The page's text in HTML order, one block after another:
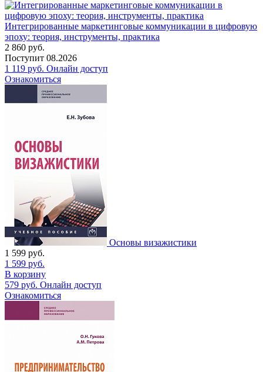
Интегрированные маркетинговые коммуникации в цифровую
эпоху: теория, инструменты, практика
2 860 руб.
Поступит 08.2026
1 119 руб. Онлайн доступ
Ознакомиться
Основы визажистики
1 599 руб.
1 599 руб.
В корзину
579 руб. Онлайн доступ
Ознакомиться